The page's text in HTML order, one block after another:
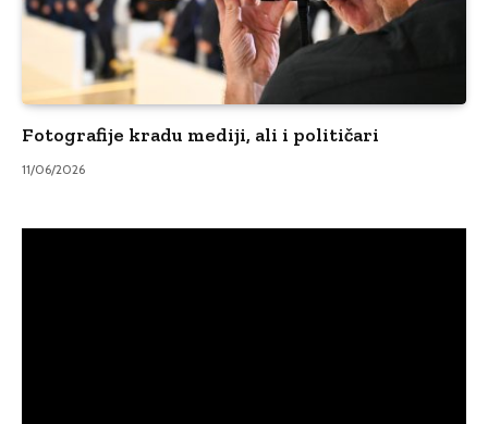
Fotografije kradu mediji, ali i političari
11/06/2026